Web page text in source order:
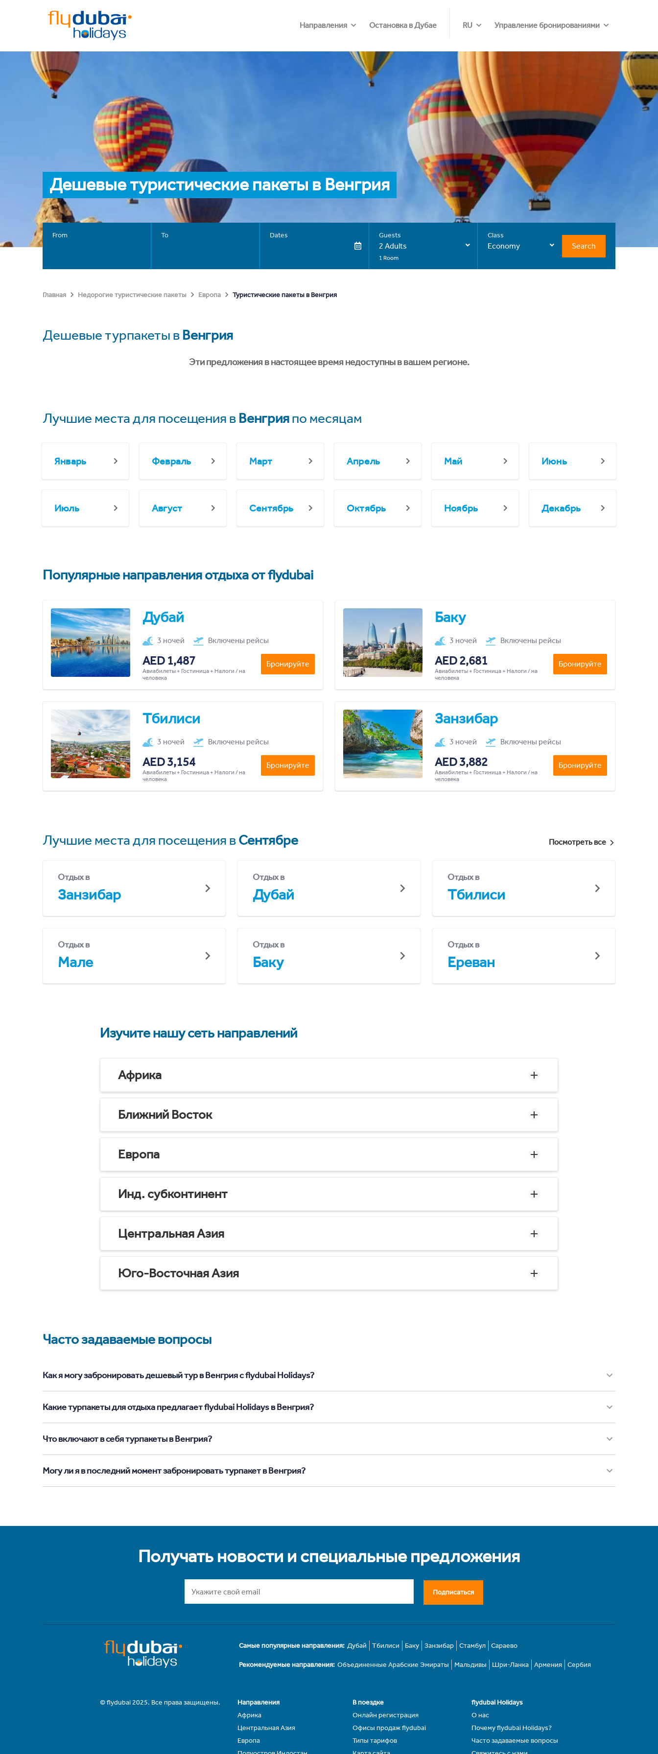
Направления Остановка в Дубае RU Управление бронированиями
Дешевые туристические пакеты в Венгрия
From To Dates Guests
2 Adults
1 Room
Class
Economy Search
Главная Недорогие туристические пакеты Европа Туристические пакеты в Венгрия
Дешевые турпакеты в Венгрия
Эти предложения в настоящее время недоступны в вашем регионе.
Лучшие места для посещения в Венгрияпо месяцам
Январь Февраль Март Апрель Май Июнь
Июль Август Сентябрь Октябрь Ноябрь Декабрь
Популярные направления отдыха от flydubai
Дубай
3 ночей Включены рейсы
AED 1,487
Авиабилеты + Гостиница + Налоги / на
человека
Бронируйте
Баку
3 ночей Включены рейсы
AED 2,681
Авиабилеты + Гостиница + Налоги / на
человека
Бронируйте
Тбилиси
3 ночей Включены рейсы
AED 3,154
Авиабилеты + Гостиница + Налоги / на
человека
Бронируйте
Занзибар
3 ночей Включены рейсы
AED 3,882
Авиабилеты + Гостиница + Налоги / на
человека
Бронируйте
Лучшие места для посещения вСентябре Посмотреть все
Отдых в
Занзибар
Отдых в
Дубай
Отдых в
Тбилиси
Отдых в
Мале
Отдых в
Баку
Отдых в
Ереван
Изучите нашу сеть направлений
Африка
Ближний Восток
Европа
Инд. субконтинент
Центральная Азия
Юго-Восточная Азия
Часто задаваемые вопросы
Как я могу забронировать дешевый тур в Венгрия с flydubai Holidays?
Какие турпакеты для отдыха предлагает flydubai Holidays в Венгрия?
Что включают в себя турпакеты в Венгрия?
Могу ли я в последний момент забронировать турпакет в Венгрия?
Получать новости и специальные предложения
Подписаться
Самые популярные направления: Дубай Тбилиси Баку Занзибар Стамбул Сараево
Рекомендуемые направления: Объединенные Арабские Эмираты Мальдивы Шри-Ланка Армения Сербия
© flydubai 2025. Все права защищены.
Направления
Африка
Центральная Азия
Европа
В поездке
Онлайн регистрация
Офисы продаж flydubai
Типы тарифов
flydubai Holidays
О нас
Почему flydubai Holidays?
Часто задаваемые вопросы